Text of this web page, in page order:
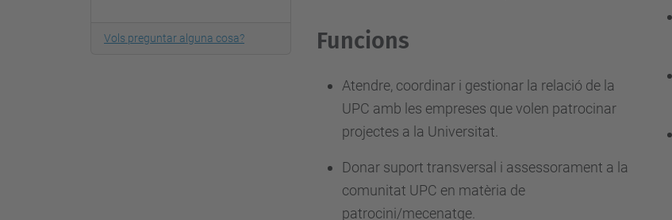
Funcions
Atendre, coordinar i gestionar la relació de la
UPC amb les empreses que volen patrocinar
projectes a la Universitat.
Donar suport transversal i assessorament a la
comunitat UPC en matèria de
patrocini/mecenatge.
Vols preguntar alguna cosa?